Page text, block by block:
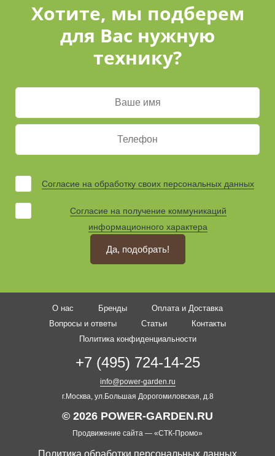
Хотите, мы подберем
для Вас нужную
технику?
Согласие на обработку своих персональных данных
Согласие на получение коммуникаций
информационного характера
Да, подобрать!
О нас Бренды
Оплата и Доставка
Вопросы и ответы
Статьи
Контакты
Политика конфиденциальности
+7 (495) 724-14-25
info@power-garden.ru
г.Москва, ул.Большая Дорогомиловская, д.8
© 2026 POWER-GARDEN.RU
Продвижение сайта — «СТК-Промо»
Политика обработки персональных данных